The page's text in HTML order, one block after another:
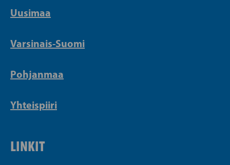
Uusimaa
Varsinais-Suomi
Pohjanmaa
Yhteispiiri
LINKIT